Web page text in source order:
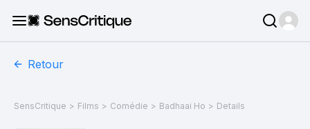
Retour
SensCritique > Films > Comédie > Badhaai Ho > Details